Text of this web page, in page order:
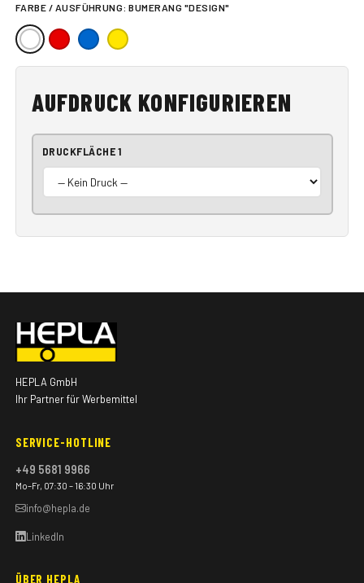
FARBE / AUSFÜHRUNG:BUMERANG "DESIGN"
AUFDRUCK KONFIGURIEREN
DRUCKFLÄCHE 1
HEPLA GmbH
Ihr Partner für Werbemittel
SERVICE-HOTLINE
+49 5681 9966
Mo–Fr, 07:30 – 16:30 Uhr
info@hepla.de
LinkedIn
ÜBER HEPLA